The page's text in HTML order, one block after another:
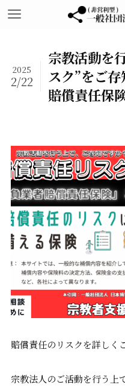
宗教活動を
スク”をご
賠償責任保
2025
2/22
賠償責任のリスクを詳しく
宗教法人のご活動を行う上